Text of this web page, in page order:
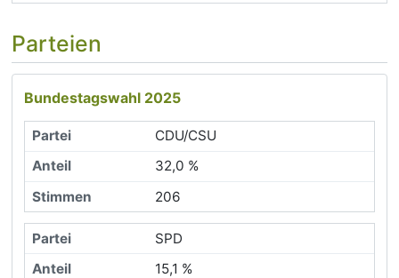
Parteien
Bundestagswahl 2025
CDU/CSU
32,0 %
206
SPD
15,1 %